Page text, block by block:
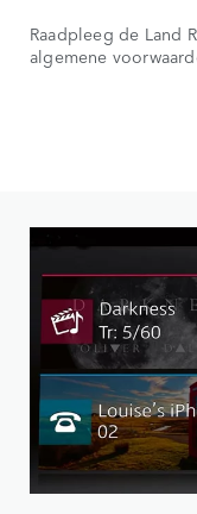
Raadpleeg de Land
algemene